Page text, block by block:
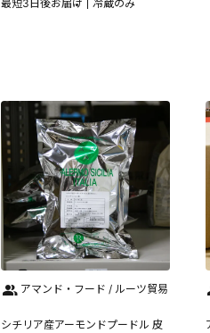
最短3日後お届け 冷蔵のみ
アマンド・フード / ルーツ貿易
シチリア産アーモンドプードル 皮